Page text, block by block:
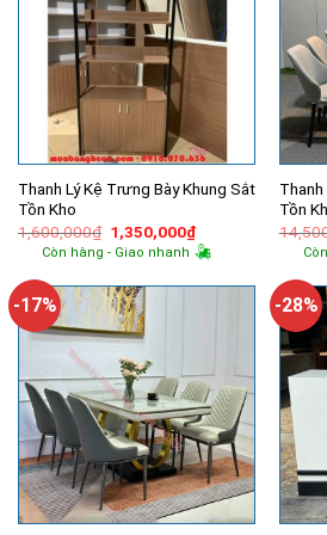
Thanh Lý Kệ Trưng Bày Khung Sắt
Tồn Kho
1,600,000₫ Giá
gốc
là:
1,350,000₫Giá
hiện
tại
1,350,000₫.
Còn hàng - Giao nhanh
Thanh
Tồn
-17% -28%